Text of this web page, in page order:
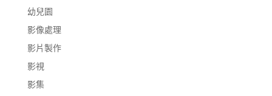
幼兒園
影像處理
影片製作
影視
影集